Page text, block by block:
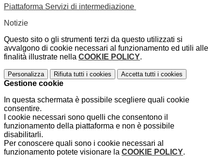
Piattaforma Servizi di intermediazione
Notizie
Questo sito o gli strumenti terzi da questo utilizzati si
avvalgono di cookie necessari al funzionamento ed utili alle
finalità illustrate nella COOKIE POLICY.
Personalizza Rifiuta tutti i cookies Accetta tutti i cookies
Gestione cookie
In questa schermata è possibile scegliere quali cookie
consentire.
I cookie necessari sono quelli che consentono il
funzionamento della piattaforma e non è possibile
disabilitarli.
Per conoscere quali sono i cookie necessari al
funzionamento potete visionare la COOKIE POLICY.